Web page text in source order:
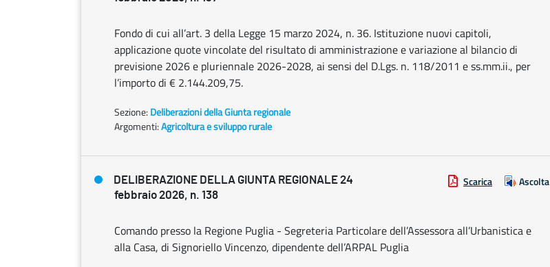
Fondo di cui all’art. 3 della Legge 15 marzo 2024, n. 36. Istituzione nuovi capitoli,
applicazione quote vincolate del risultato di amministrazione e variazione al bilancio di
previsione 2026 e pluriennale 2026-2028, ai sensi del D.Lgs. n. 118/2011 e ss.mm.ii., per
l’importo di € 2.144.209,75.
Sezione: Deliberazioni della Giunta regionale
Argomenti:Agricoltura e sviluppo rurale
DELIBERAZIONE DELLA GIUNTA REGIONALE 24
febbraio 2026, n. 138
Scarica Ascolta
Comando presso la Regione Puglia - Segreteria Particolare dell’Assessora all’Urbanistica e
alla Casa, di Signoriello Vincenzo, dipendente dell’ARPAL Puglia